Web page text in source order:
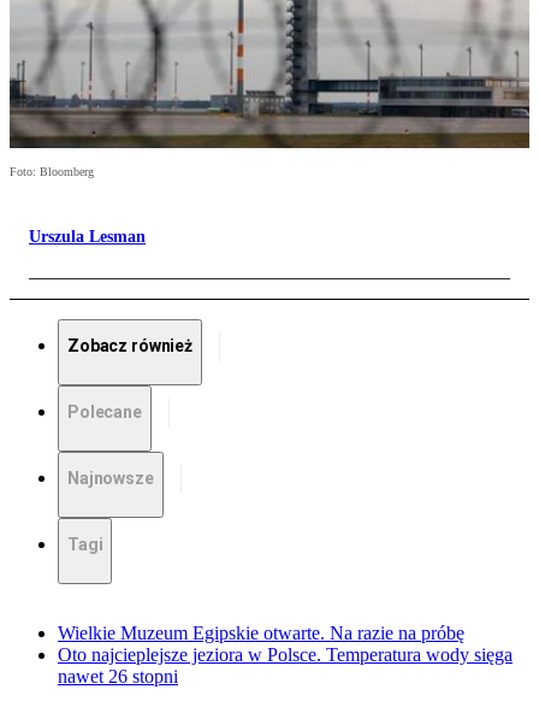
Foto: Bloomberg
Urszula Lesman
Zobacz również
Polecane
Najnowsze
Tagi
Wielkie Muzeum Egipskie otwarte. Na razie na próbę
Oto najcieplejsze jeziora w Polsce. Temperatura wody sięga
nawet 26 stopni